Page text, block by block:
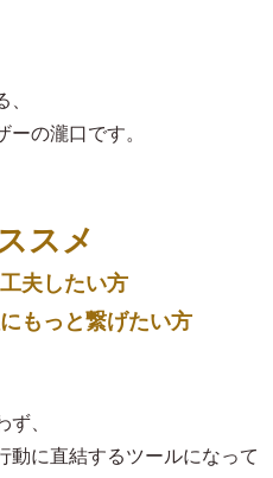
の瀧口です。
スメ
夫したい方
もっと繋げたい方
、
動に直結するツールになって